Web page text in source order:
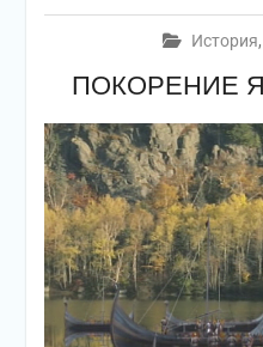
История,
ПОКОРЕНИЕ